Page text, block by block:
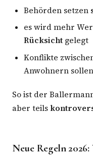
Behörden setzen
es wird mehr
Rücksicht gelegt
Konflikte
Anwohnern
So ist der
aber teils
Neue Regeln